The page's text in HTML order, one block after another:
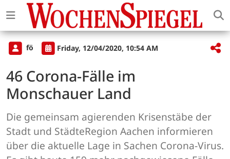
fö Friday, 12/04/2020, 10:54 AM
46 Corona-Fälle im
Monschauer Land
Die gemeinsam agierenden Krisenstäbe der
Stadt und StädteRegion Aachen informieren
über die aktuelle Lage in Sachen Corona-Virus.